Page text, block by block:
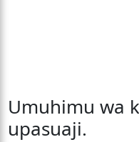
Umuhimu wa
upasuaji.